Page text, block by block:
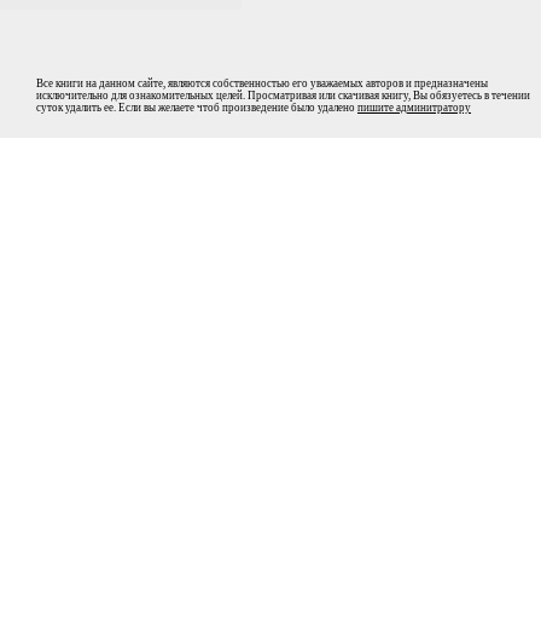
Все книги на данном сайте, являются собственностью его уважаемых авторов и предназначены
исключительно для ознакомительных целей. Просматривая или скачивая книгу, Вы обязуетесь в течении
суток удалить ее. Если вы желаете чтоб произведение было удалено пишите админитратору